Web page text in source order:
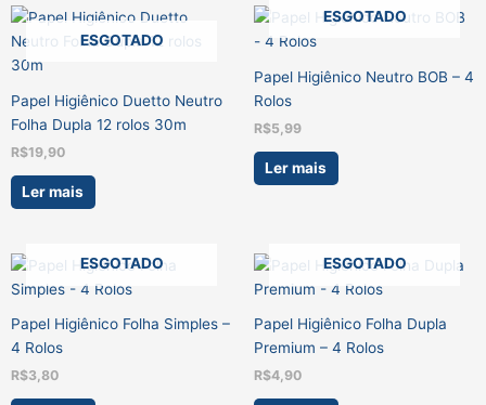
ESGOTADO
Papel Higiênico Duetto Neutro
Folha Dupla 12 rolos 30m
R$19,90
Ler mais
ESGOTADO
Papel Higiênico Neutro BOB – 4
Rolos
R$5,99
Ler mais
ESGOTADO
Papel Higiênico Folha Simples –
4 Rolos
R$3,80
ESGOTADO
Papel Higiênico Folha Dupla
Premium – 4 Rolos
R$4,90